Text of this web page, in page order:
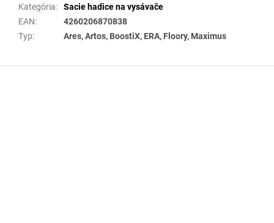
Kategória:
Sacie hadice na vysávače
EAN:
4260206870838
Typ: Ares, Artos, BoostiX, ERA, Floory, Maximus